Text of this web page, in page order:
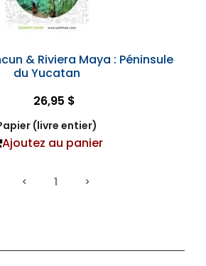
& Riviera Maya : Péninsule
du Yucatan
26,95 $
(livre entier)
Ajoutez au panier
1